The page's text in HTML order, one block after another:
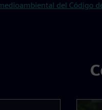
del Código